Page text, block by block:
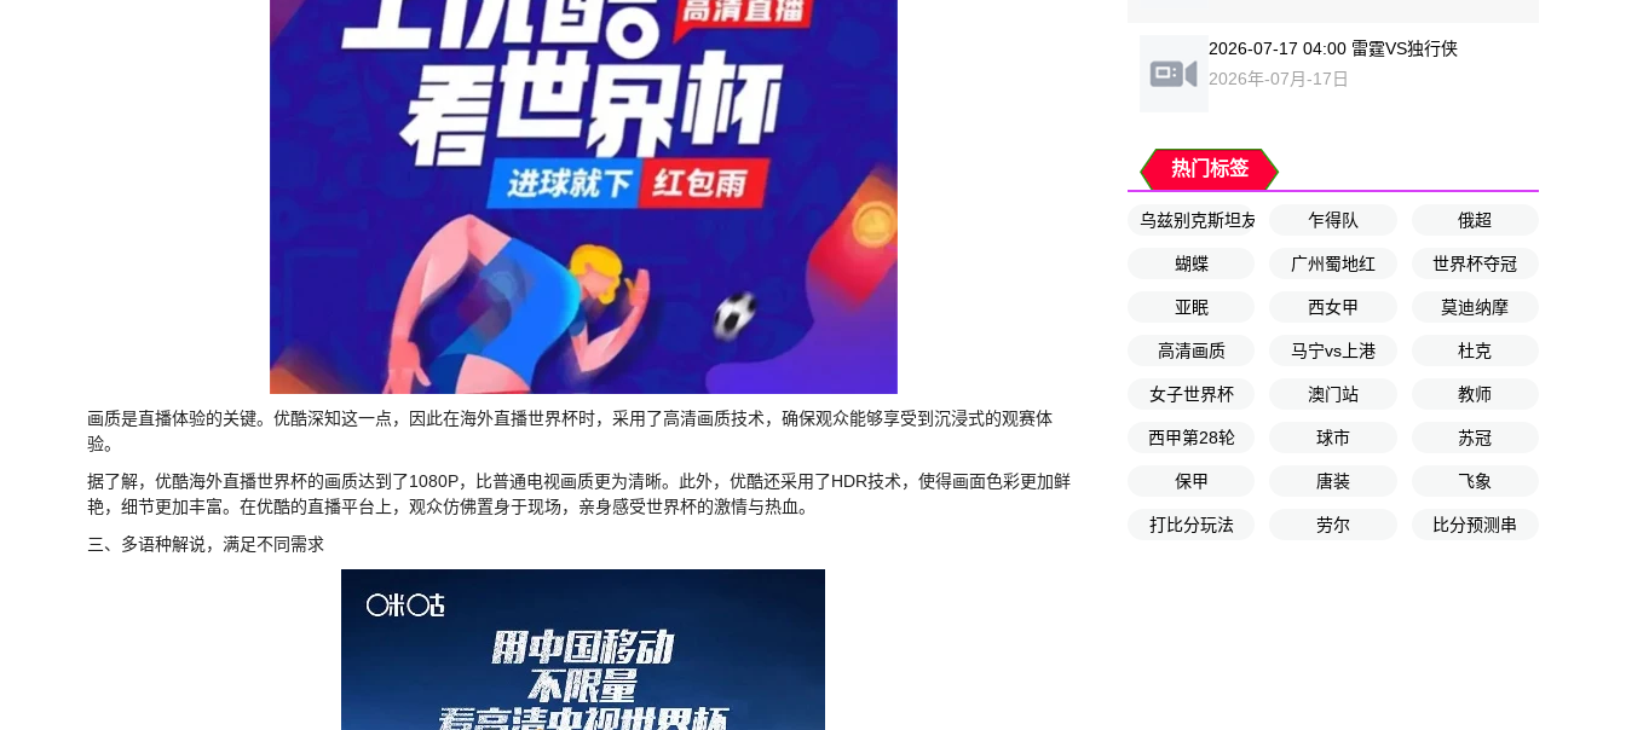
画质是直播体验的关键。优酷深知这一点，因此在海外直播世界杯时，采用了高清画质技术，确保观众能够享受到沉浸式的观赛体
验。
据了解，优酷海外直播世界杯的画质达到了1080P，比普通电视画质更为清晰。此外，优酷还采用了HDR技术，使得画面色彩更加鲜
艳，细节更加丰富。在优酷的直播平台上，观众仿佛置身于现场，亲身感受世界杯的激情与热血。
三、多语种解说，满足不同需求
2026-07-17 04:00 雷霆VS独行侠
2026年-07月-17日
热门标签
乌兹别克斯坦友谊赛 乍得队 俄超
蝴蝶 广州蜀地红 世界杯夺冠
亚眠 西女甲 莫迪纳摩
高清画质 马宁vs上港 杜克
女子世界杯 澳门站 教师
西甲第28轮 球市 苏冠
保甲 唐装 飞象
打比分玩法 劳尔 比分预测串